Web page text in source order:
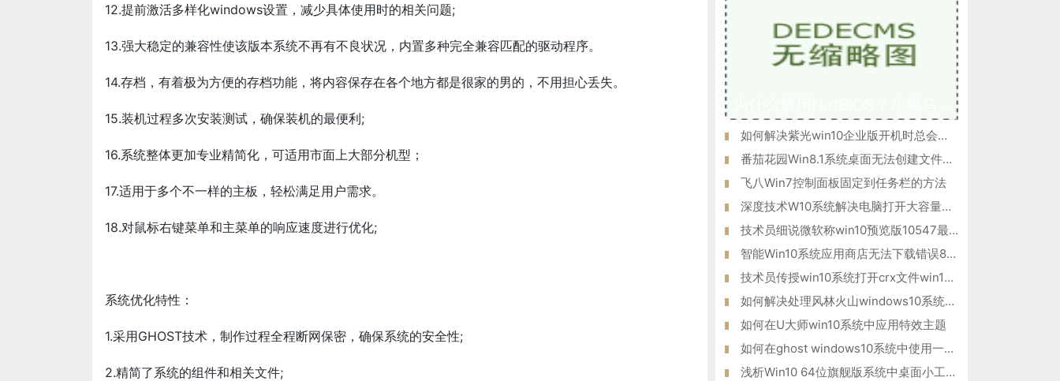
12.提前激活多样化windows设置，减少具体使用时的相关问题;
13.强大稳定的兼容性使该版本系统不再有不良状况，内置多种完全兼容匹配的驱动程序。
14.存档，有着极为方便的存档功能，将内容保存在各个地方都是很家的男的，不用担心丢失。
15.装机过程多次安装测试，确保装机的最便利;
16.系统整体更加专业精简化，可适用市面上大部分机型；
17.适用于多个不一样的主板，轻松满足用户需求。
18.对鼠标右键菜单和主菜单的响应速度进行优化;
系统优化特性：
1.采用GHOST技术，制作过程全程断网保密，确保系统的安全性;
2.精简了系统的组件和相关文件;
如何解决紫光win10企业版开机时总会自动登录腾讯QQ的问题？
番茄花园Win8.1系统桌面无法创建文件夹的解决措施
飞八Win7控制面板固定到任务栏的方法
深度技术W10系统解决电脑打开大容量的word文件就会很慢问题
技术员细说微软称win10预览版10547最快将于9月19日推送的方法?
智能Win10系统应用商店无法下载错误80070057如何解决？
技术员传授win10系统打开crx文件win10系统打开crx文件的方法?
如何解决处理风林火山windows10系统电脑提示“驱动器中没有软盘
如何在U大师win10系统中应用特效主题
如何在ghost windows10系统中使用一键共享功能？
浅析Win10 64位旗舰版系统中桌面小工具的功能应用